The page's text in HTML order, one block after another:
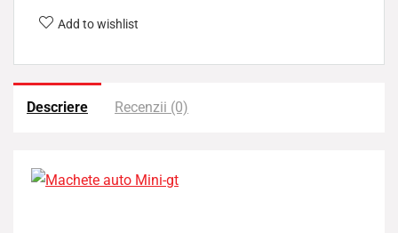
Add to wishlist
Descriere Recenzii (0)